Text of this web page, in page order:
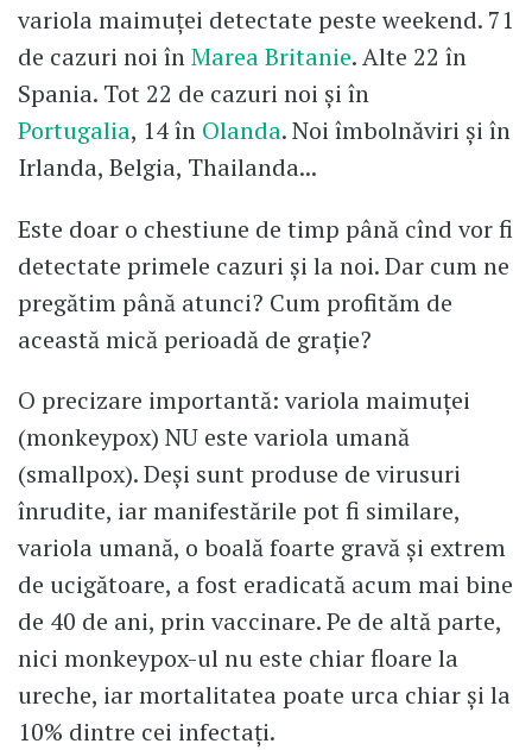
variola maimuței detectate peste weekend. 71
de cazuri noi înMarea Britanie. Alte 22 în
Spania. Tot 22 de cazuri noi și în
Portugalia, 14 în Olanda. Noi îmbolnăviri și în
Irlanda, Belgia, Thailanda...
Este doar o chestiune de timp până cînd vor fi
detectate primele cazuri și la noi. Dar cum ne
pregătim până atunci? Cum profităm de
această mică perioadă de grație?
O precizare importantă: variola maimuței
(monkeypox) NU este variola umană
(smallpox). Deși sunt produse de virusuri
înrudite, iar manifestările pot fi similare,
variola umană, o boală foarte gravă și extrem
de ucigătoare, a fost eradicată acum mai bine
de 40 de ani, prin vaccinare. Pe de altă parte,
nici monkeypox-ul nu este chiar floare la
ureche, iar mortalitatea poate urca chiar și la
10% dintre cei infectați.